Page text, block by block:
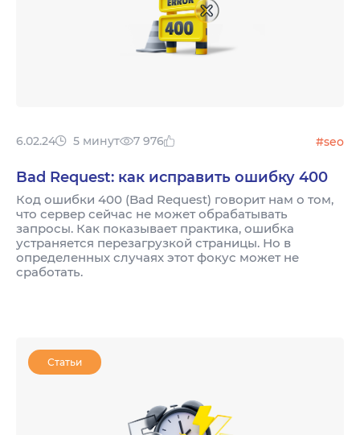
6.02.24 5 минут 7 976 #seo
Bad Request: как исправить ошибку 400
Код ошибки 400 (Bad Request) говорит нам о том,
что сервер cейчас не может обрабатывать
запросы. Как показывает практика, ошибка
устраняется перезагрузкой страницы. Но в
определенных случаях этот фокус может не
сработать.
Статьи